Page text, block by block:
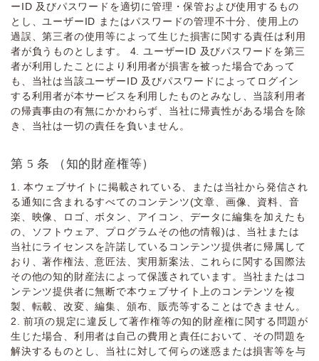
ーID 及びパスワードを適切に管理・保管および使⽤するもの
とし、ユーザーID またはパスワードの管理不⼗分、使⽤上の
過誤、第三者の使⽤等によって⽣じた損害に関する責任は利⽤
者が負うものとします。 4. ユーザーID 及びパスワードを第三
者が利⽤したことにより利⽤者が損害を被った場合であって
も、当社は当該ユーザーID 及びパスワードによってログイン
する利⽤者が本サービスを利⽤したものとみなし、当該利⽤者
の帰責事由の有無にかかわらず、当社に帰責性がある場合を除
き、当社は⼀切の責任を負いません。
第 5 条 （知的財産権等）
1. 本ウェブサイトに掲載されている、または当社から発信され
る通知に含まれるすべてのコンテンツ(⽂章、画像、資料、⾳
楽、映像、ロゴ、ボタン、アイコン、データに編集を加えたも
の、ソフトウェア、プログラムその他の情報)は、当社または
当社にライセンスを許諾しているコンテンツ提供者に帰属して
おり、著作権法、意匠法、実⽤新案法、これらに関する国際法
その他の知的財産法によって保護されています。当社またはコ
ンテンツ提供者に無断で本ウェブサイト上のコンテンツを複
製、転載、改変、編集、頒布、販売等することはできません。
2. 前項の規定に違反して著作権等の知的財産権に関する問題が
⽣じた場合、利⽤者は⾃⼰の費⽤と責任において、その問題を
解決するものとし、当社に対して何らの迷惑または損害等を与